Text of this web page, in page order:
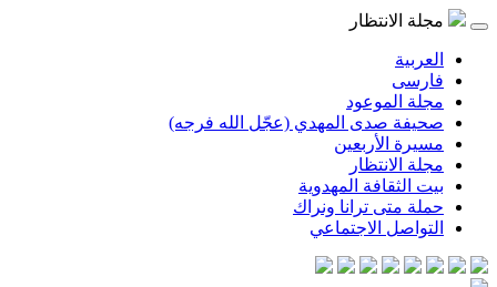
مجلة الانتظار
العربية
فارسی
مجلة الموعود
صحيفة صدى المهدي (عجّل الله فرجه)
مسيرة الأربعين
مجلة الانتظار
بيت الثقافة المهدوية
حملة متى ترانا ونراك
التواصل الاجتماعي